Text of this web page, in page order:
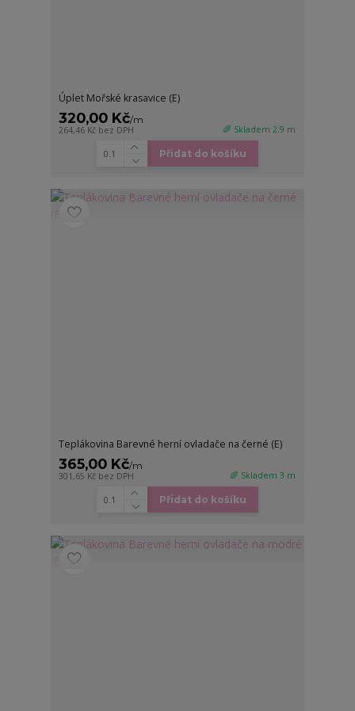
Úplet Mořské krasavice (E)
320,00 Kč/m
264,46 Kč bez DPH 🌈 Skladem 2.9 m
Přidat do košíku
Teplákovina Barevné herní ovladače na černé (E)
365,00 Kč/m
301,65 Kč bez DPH 🌈 Skladem 3 m
Přidat do košíku